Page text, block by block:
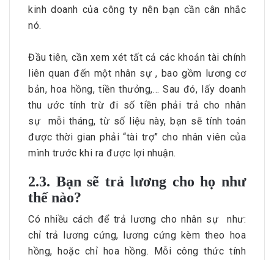
kinh doanh của công ty nên bạn cần cân nhắc
nó.
Đầu tiên, cần xem xét tất cả các khoản tài chính
liên quan đến một nhân sự , bao gồm lương cơ
bản, hoa hồng, tiền thưởng,… Sau đó, lấy doanh
thu ước tính trừ đi số tiền phải trả cho nhân
sự mỗi tháng, từ số liệu này, bạn sẽ tính toán
được thời gian phải “tài trợ” cho nhân viên của
mình trước khi ra được lợi nhuận.
2.3. Bạn sẽ trả lương cho họ như
thế nào?
Có nhiều cách để trả lương cho nhân sự như:
chỉ trả lương cứng, lương cứng kèm theo hoa
hồng, hoặc chỉ hoa hồng. Mỗi công thức tính